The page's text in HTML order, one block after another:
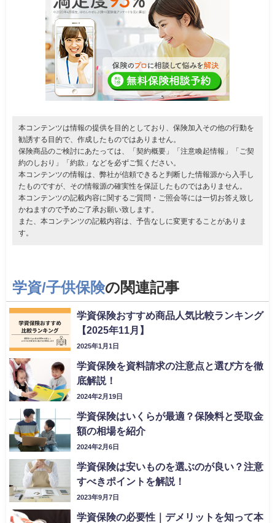
本コンテンツは情報の提供を目的としており、保険加入その他の行動を
勧誘する目的で、作成したものではありません。
保険商品のご検討にあたっては、「契約概要」「注意喚起情報」「ご契
約のしおり」「約款」などを必ずご覧ください。
本コンテンツの情報は、弊社が信頼できると判断した情報源から入手し
たものですが、その情報源の確実性を保証したものではありません。
本コンテンツの記載内容に関するご質問・ご照会等には一切お答え致し
かねますので予めご了承お願い致します。
また、本コンテンツの記載内容は、予告なしに変更することがありま
す。
学資/子供保険の関連記事
学資保険おすすめ商品人気比較ランキング
【2025年11月】
2025年1月1日
学資保険を資料請求の注意点と選び方を徹
底解説！
2024年2月19日
学資保険はいくらが最適？保険料と受取金
額の相場を紹介
2024年2月6日
学資保険は安いものを選ぶのが良い？注意
すべきポイントを解説！
2023年9月7日
学資保険の必要性｜デメリットを知って本